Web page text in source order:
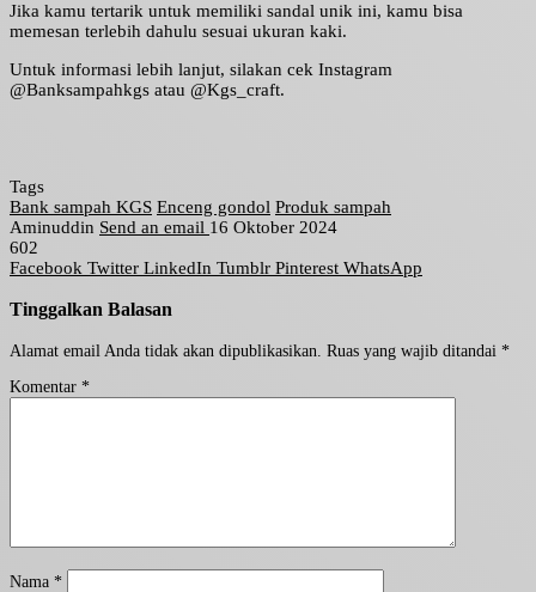
Jika kamu tertarik untuk memiliki sandal unik ini, kamu bisa
memesan terlebih dahulu sesuai ukuran kaki.
Untuk informasi lebih lanjut, silakan cek Instagram
@Banksampahkgs atau @Kgs_craft.
Tags
Bank sampah KGS Enceng gondol Produk sampah
Aminuddin Send an email 16 Oktober 2024
602
Facebook Twitter LinkedIn Tumblr Pinterest WhatsApp
Tinggalkan Balasan
Alamat email Anda tidak akan dipublikasikan. Ruas yang wajib ditandai *
Komentar *
Nama *